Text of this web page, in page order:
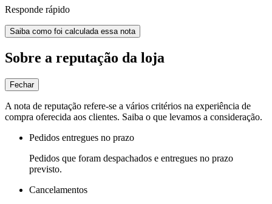
Responde rápido
Saiba como foi calculada essa nota
Sobre a reputação da loja
Fechar
A nota de reputação refere-se a vários critérios na experiência de
compra oferecida aos clientes. Saiba o que levamos a consideração.
Pedidos entregues no prazo
Pedidos que foram despachados e entregues no prazo
previsto.
Cancelamentos